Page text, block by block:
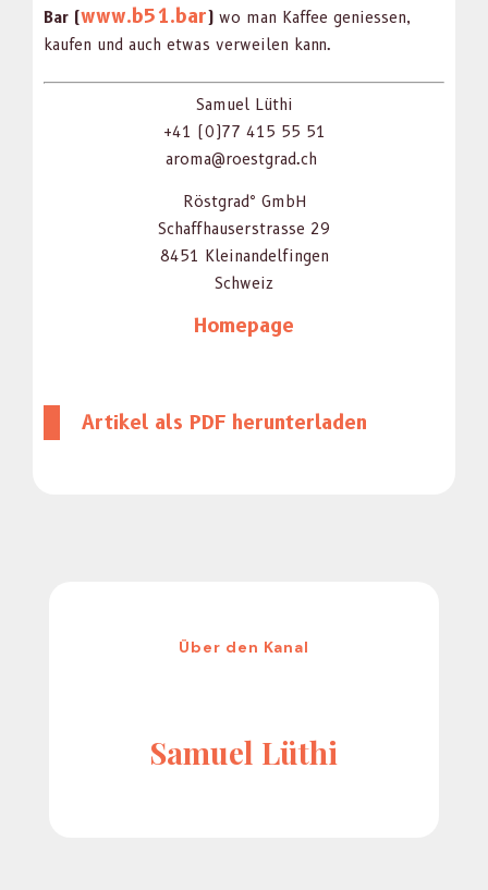
Bar (www.b51.bar) wo man Kaf­fee geniessen,
kaufen und auch etwas ver­weilen kann.
Samuel Lüthi
+41 (0)77 415 55 51
aroma@roestgrad.ch
Röst­grad° GmbH
Schaffhauser­strasse 29
8451 Kleinan­delfin­gen
Schweiz
Home­page
Artikel als PDF herun­ter­laden
Über den Kanal
Samuel Lüthi